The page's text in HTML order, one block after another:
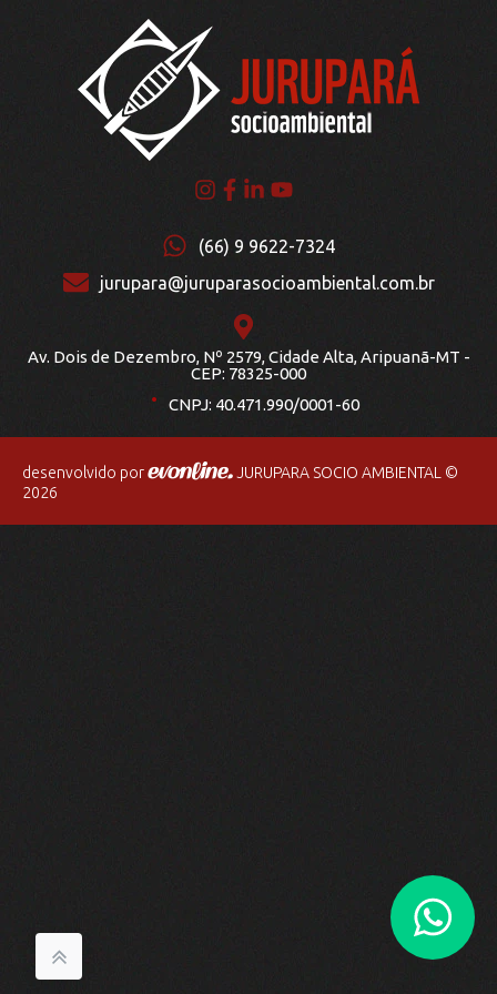
(66) 9 9622-7324
jurupara@juruparasocioambiental.com.br
Av. Dois de Dezembro, Nº 2579, Cidade Alta, Aripuanã-MT -
CEP: 78325-000
. CNPJ: 40.471.990/0001-60
desenvolvido por
JURUPARA SOCIO AMBIENTAL ©
2026